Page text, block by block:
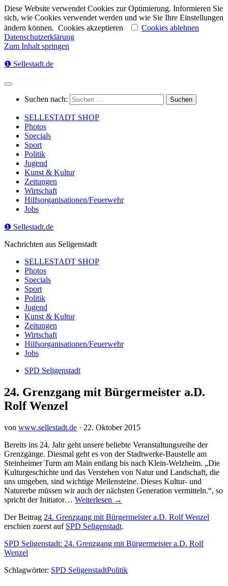
Diese Website verwendet Cookies zur Optimierung. Informieren Sie
sich, wie Cookies verwendet werden und wie Sie Ihre Einstellungen
ändern können. Cookies akzeptieren
Cookies ablehnen
Datenschutzerklärung
Zum Inhalt springen
❶ Sellestadt.de
Suchen nach:
SELLESTADT SHOP
Photos
Specials
Sport
Politik
Jugend
Kunst & Kultur
Zeitungen
Wirtschaft
Hilfsorganisationen/Feuerwehr
Jobs
❶ Sellestadt.de
Nachrichten aus Seligenstadt
SELLESTADT SHOP
Photos
Specials
Sport
Politik
Jugend
Kunst & Kultur
Zeitungen
Wirtschaft
Hilfsorganisationen/Feuerwehr
Jobs
SPD Seligenstadt
24. Grenzgang mit Bürgermeister a.D.
Rolf Wenzel
von www.sellestadt.de · 22. Oktober 2015
Bereits ins 24. Jahr geht unsere beliebte Veranstaltungsreihe der
Grenzgänge. Diesmal geht es von der Stadtwerke-Baustelle am
Steinheimer Turm am Main entlang bis nach Klein-Welzheim. „Die
Kulturgeschichte und das Verstehen von Natur und Landschaft, die
uns umgeben, sind wichtige Meilensteine. Dieses Kultur- und
Naturerbe müssen wir auch der nächsten Generation vermitteln.“, so
spricht der Initiator… Weiterlesen →
Der Beitrag 24. Grenzgang mit Bürgermeister a.D. Rolf Wenzel
erschien zuerst auf SPD Seligenstadt.
SPD Seligenstadt: 24. Grenzgang mit Bürgermeister a.D. Rolf
Wenzel
Schlagwörter: SPD SeligenstadtPolitik